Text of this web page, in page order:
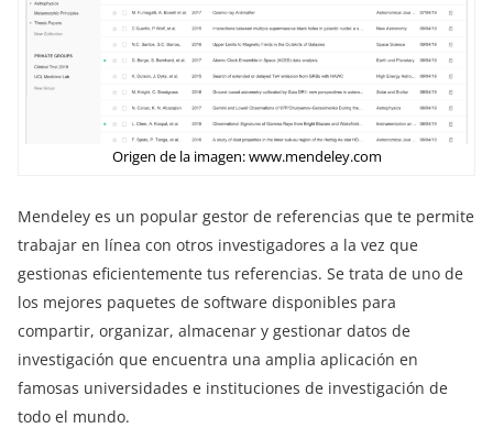
Origen de la imagen: www.mendeley.com
Mendeley es un popular gestor de referencias que te permite
trabajar en línea con otros investigadores a la vez que
gestionas eficientemente tus referencias. Se trata de uno de
los mejores paquetes de software disponibles para
compartir, organizar, almacenar y gestionar datos de
investigación que encuentra una amplia aplicación en
famosas universidades e instituciones de investigación de
todo el mundo.